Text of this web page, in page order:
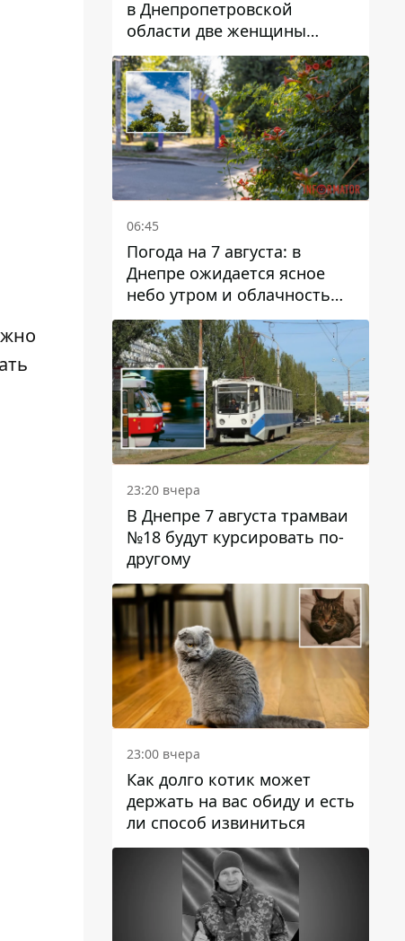
в Днепропетровской
области две женщины
отравились грибами
06:45
Погода на 7 августа: в
Днепре ожидается ясное
небо утром и облачность
после обеда
23:20 вчера
В Днепре 7 августа трамваи
№18 будут курсировать по-
другому
23:00 вчера
Как долго котик может
держать на вас обиду и есть
ли способ извиниться